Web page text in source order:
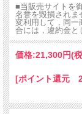
■当販売サイトを
名誉を毀損されま
変利用して，同一
合には，違約金と
価格:21,300円(
[ポイント還元